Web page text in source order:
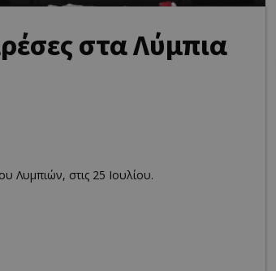
στα Λύμπια
Λυμπιών, στις 25 Ιουλίου.